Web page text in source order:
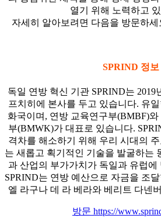
열기 위해 노력하고
자세히 알아보려면 다음을 방문하세
SPRIND 정보
독일 연방 혁신 기관 SPRIND는 2019
프치히에 본사를 두고 있습니다. 유
화국이며, 연방 교육연구부(BMBF)
부(BMWK)가 대표로 있습니다.
격차를 해소하기 위해 우리 시대의
는 새롭고 획기적인 기술을 발굴하는
과 산업의 부가가치가 독일과 유럽에
SPRIND는 연방 예산으로 자금을 조
엘 라구나 데 라 베라와 베리트 다넨
방문 https://